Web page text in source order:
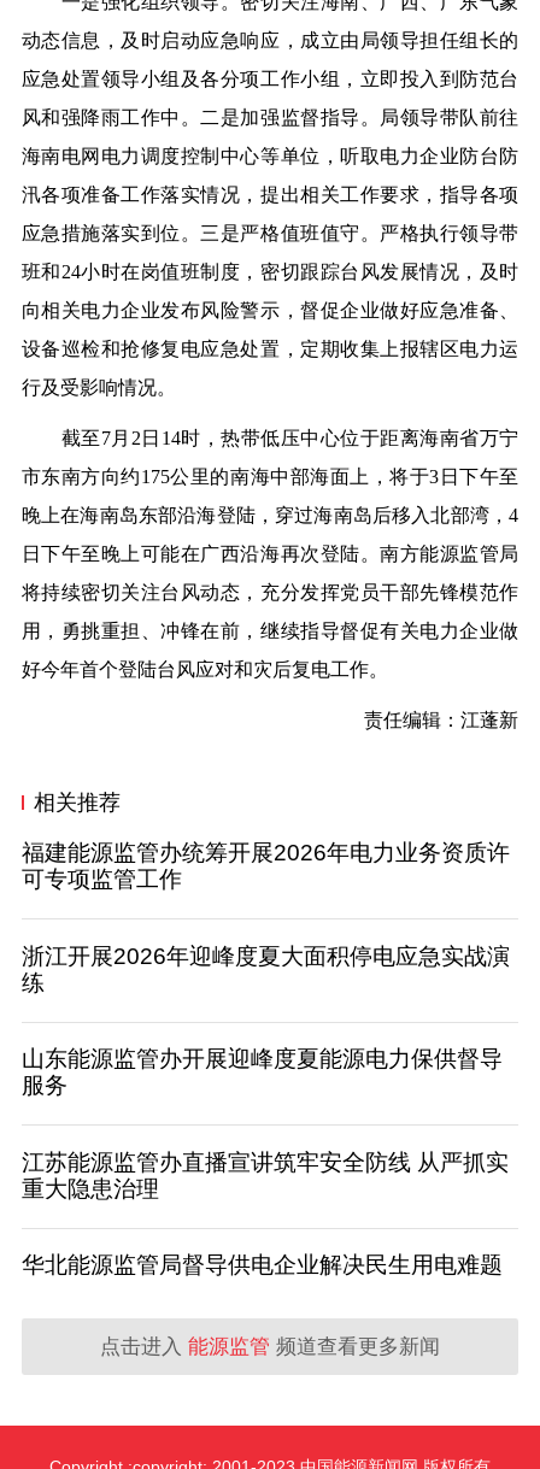
动态信息，及时启动应急响应，成立由局领导担任组长的
应急处置领导小组及各分项工作小组，立即投入到防范台
风和强降雨工作中。二是加强监督指导。局领导带队前往
海南电网电力调度控制中心等单位，听取电力企业防台防
汛各项准备工作落实情况，提出相关工作要求，指导各项
应急措施落实到位。三是严格值班值守。严格执行领导带
班和24小时在岗值班制度，密切跟踪台风发展情况，及时
向相关电力企业发布风险警示，督促企业做好应急准备、
设备巡检和抢修复电应急处置，定期收集上报辖区电力运
行及受影响情况。
截至7月 2 日 14时，热带低压中心位于距离海南省万宁
市东南方向约175公里的南海中部海面上，将于3 日下午至
晚上在海南岛东部沿海登陆，穿过海南岛后移入北部湾，4
日下午至晚上可能在广西沿海再次登陆。南方能源监管局
将持续密切关注台风动态，充分发挥党员干部先锋模范作
用，勇挑重担、冲锋在前，继续指导督促有关电力企业做
好今年首个登陆台风应对和灾后复电工作。
责任编辑：江蓬新
相关推荐
福建能源监管办统筹开展2026年电力业务资质许
可专项监管工作
浙江开展2026年迎峰度夏大面积停电应急实战演
练
山东能源监管办开展迎峰度夏能源电力保供督导
服务
江苏能源监管办直播宣讲筑牢安全防线 从严抓实
重大隐患治理
华北能源监管局督导供电企业解决民生用电难题
点击进入 能源监管 频道查看更多新闻